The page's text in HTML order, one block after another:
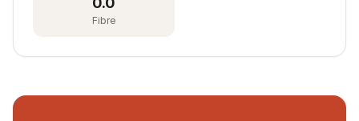
Fibre